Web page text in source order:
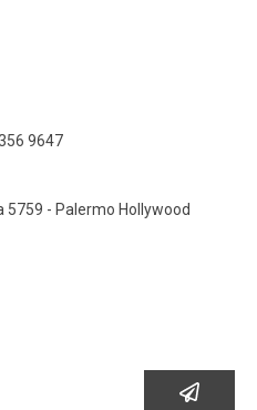
9647
5759 - Palermo Hollywood